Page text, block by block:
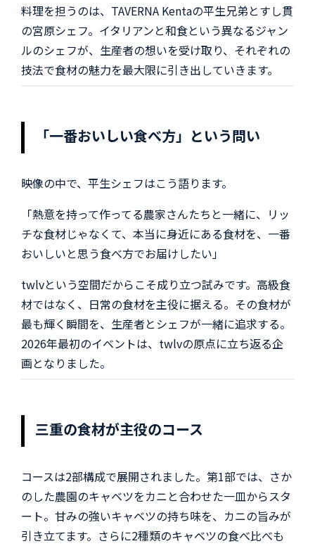
料理を担うのは、TAVERNA Kentaの平生兄弟とすし貫
の宮原シェフ。イタリアンと和食という異なるジャン
ルのシェフが、生産者の想いを受け取り、それぞれの
技法で食材の魅力を最大限に引き出していきます。
「一番おいしい食べ方」という問い
映像の中で、平生シェフはこう語ります。
「熱意を持って作ってる農家さんたちと一緒に、リッ
チな食材じゃなくて、本当に身近にある食材を、一番
おいしいと思う食べ方でお届けしたい」
twlvという空間だからこそ成り立つ試みです。高級食
材ではなく、日常の食材を主役に据える。その食材が
最も輝く瞬間を、生産者とシェフが一緒に追求する。
2026年最初のイベントは、twlvの原点に立ち返る企
画となりました。
三重の食材が主役のコース
コースは2部構成で展開されました。第1部では、さか
のした農園のキャベツをカニと合わせた一皿からスタ
ート。甘みの強いキャベツの持ち味を、カニの旨みが
引き立てます。さらに2種類のキャベツの食べ比べも